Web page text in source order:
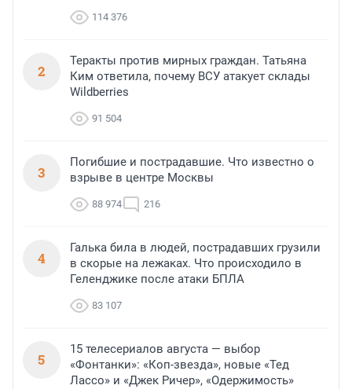
114 376
2
Теракты против мирных граждан. Татьяна
Ким ответила, почему ВСУ атакует склады
Wildberries
91 504
3
Погибшие и пострадавшие. Что известно о
взрыве в центре Москвы
88 974 216
4
Галька била в людей, пострадавших грузили
в скорые на лежаках. Что происходило в
Геленджике после атаки БПЛА
83 107
5
15 телесериалов августа — выбор
«Фонтанки»: «Коп-звезда», новые «Тед
Лассо» и «Джек Ричер», «Одержимость»